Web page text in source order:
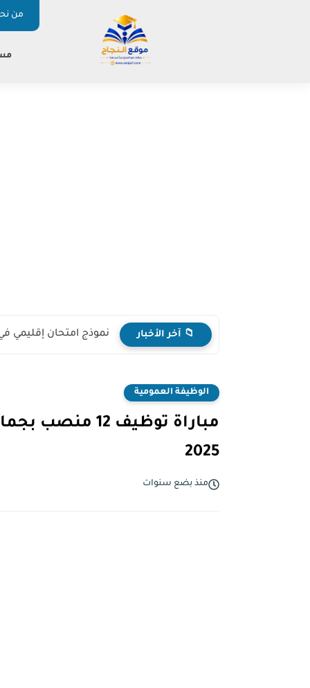
من
📁 آخر الأخبار نموذج امتحان إقليمي
الوظيفة العمومية
2025
منذ بضع سنوات